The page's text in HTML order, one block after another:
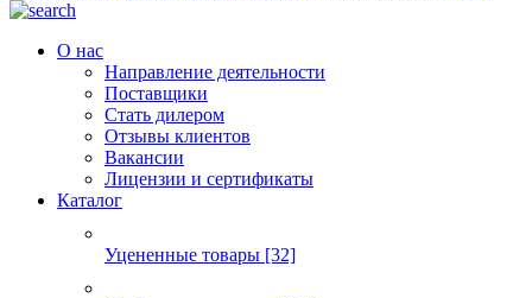
О нас
Направление деятельности
Поставщики
Стать дилером
Отзывы клиентов
Вакансии
Лицензии и сертификаты
Каталог
Уцененные товары [32]